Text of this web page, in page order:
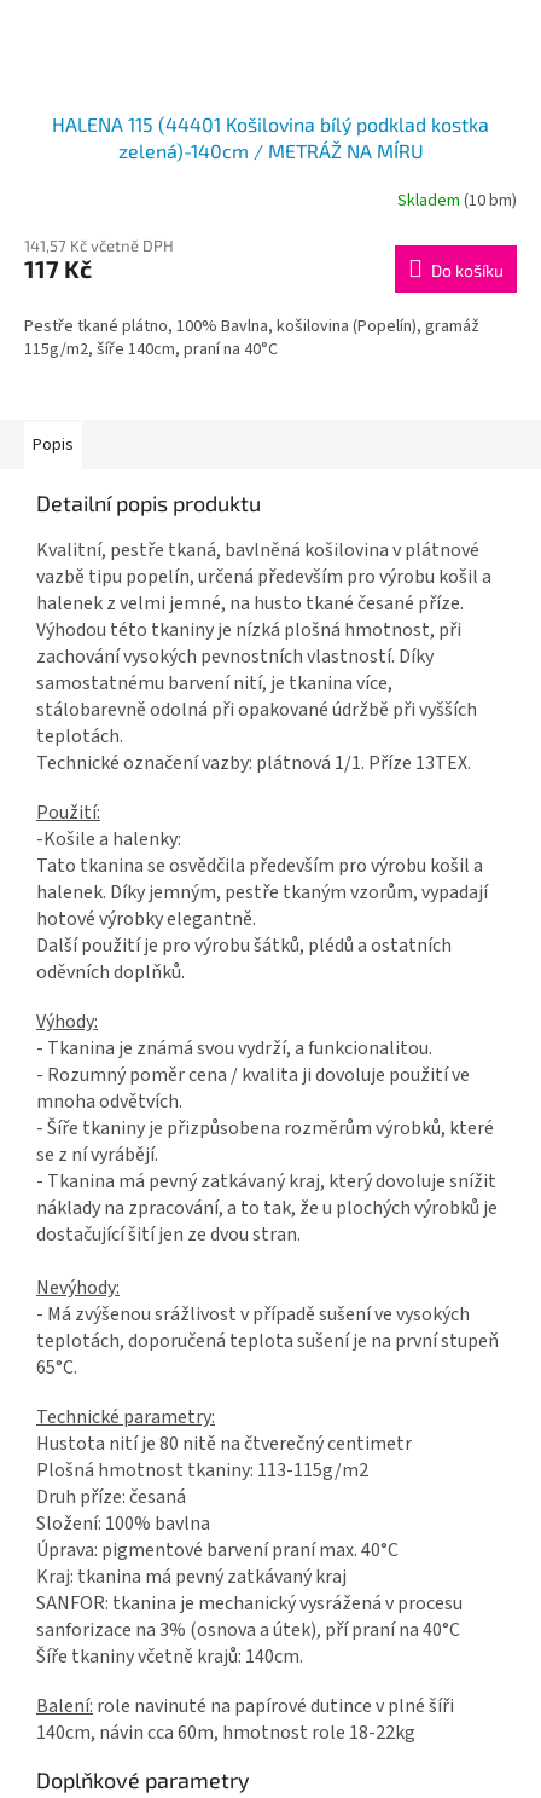
HALENA 115 (44401 Košilovina bílý podklad kostka
zelená)-140cm / METRÁŽ NA MÍRU
Skladem (10 bm)
141,57 Kč včetně DPH
117 Kč Do košíku
Pestře tkané plátno, 100% Bavlna, košilovina (Popelín), gramáž
115g/m2, šíře 140cm, praní na 40°C
Popis
Detailní popis produktu
Kvalitní, pestře tkaná, bavlněná košilovina v plátnové
vazbě tipu popelín, určená především pro výrobu košil a
halenek z velmi jemné, na husto tkané česané příze.
Výhodou této tkaniny je nízká plošná hmotnost, při
zachování vysokých pevnostních vlastností. Díky
samostatnému barvení nití, je tkanina více,
stálobarevně odolná při opakované údržbě při vyšších
teplotách.
Technické označení vazby: plátnová 1/1. Příze 13TEX.
Použití:
-Košile a halenky:
Tato tkanina se osvědčila především pro výrobu košil a
halenek. Díky jemným, pestře tkaným vzorům, vypadají
hotové výrobky elegantně.
Další použití je pro výrobu šátků, plédů a ostatních
oděvních doplňků.
Výhody:
- Tkanina je známá svou vydrží, a funkcionalitou.
- Rozumný poměr cena / kvalita ji dovoluje použití ve
mnoha odvětvích.
- Šíře tkaniny je přizpůsobena rozměrům výrobků, které
se z ní vyrábějí.
- Tkanina má pevný zatkávaný kraj, který dovoluje snížit
náklady na zpracování, a to tak, že u plochých výrobků je
dostačující šití jen ze dvou stran.
Nevýhody:
- Má zvýšenou srážlivost v případě sušení ve vysokých
teplotách, doporučená teplota sušení je na první stupeň
65°C.
Technické parametry:
Hustota nití je 80 nitě na čtverečný centimetr
Plošná hmotnost tkaniny: 113-115g/m2
Druh příze: česaná
Složení: 100% bavlna
Úprava: pigmentové barvení praní max. 40°C
Kraj: tkanina má pevný zatkávaný kraj
SANFOR: tkanina je mechanický vysrážená v procesu
sanforizace na 3% (osnova a útek), pří praní na 40°C
Šíře tkaniny včetně krajů: 140cm.
Balení:role navinuté na papírové dutince v plné šíři
140cm, návin cca 60m, hmotnost role 18-22kg
Doplňkové parametry